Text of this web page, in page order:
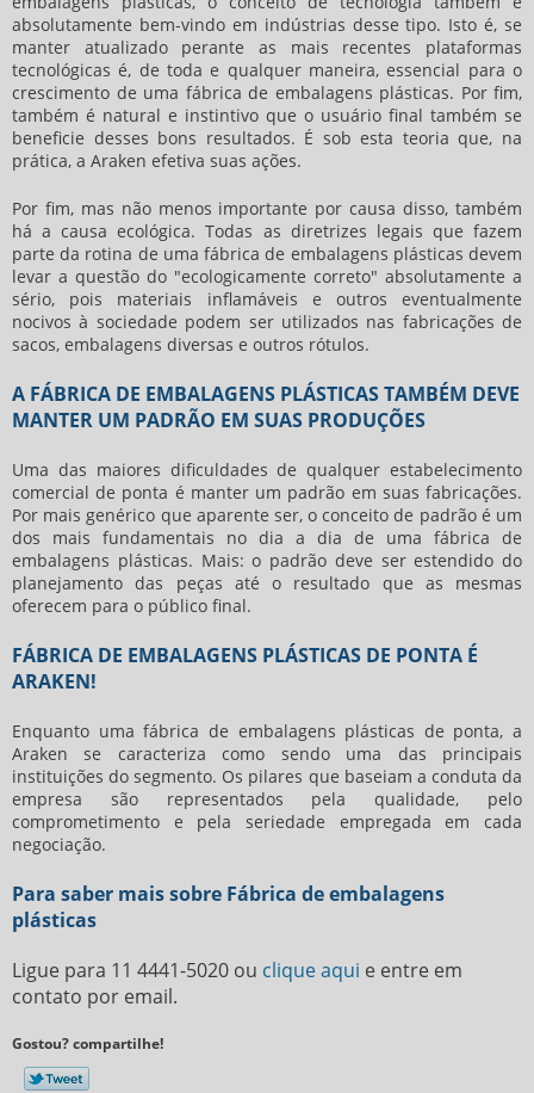
absolutamente bem-vindo em indústrias desse tipo. Isto é, se
manter atualizado perante as mais recentes plataformas
tecnológicas é, de toda e qualquer maneira, essencial para o
crescimento de uma fábrica de embalagens plásticas. Por fim,
também é natural e instintivo que o usuário final também se
beneficie desses bons resultados. É sob esta teoria que, na
prática, a Araken efetiva suas ações.
Por fim, mas não menos importante por causa disso, também
há a causa ecológica. Todas as diretrizes legais que fazem
parte da rotina de umafábrica de embalagens plásticas devem
levar a questão do "ecologicamente correto" absolutamente a
sério, pois materiais inflamáveis e outros eventualmente
nocivos à sociedade podem ser utilizados nas fabricações de
sacos, embalagens diversas e outros rótulos.
A FÁBRICA DE EMBALAGENS PLÁSTICAS TAMBÉM DEVE
MANTER UM PADRÃO EM SUAS PRODUÇÕES
Uma das maiores dificuldades de qualquer estabelecimento
comercial de ponta é manter um padrão em suas fabricações.
Por mais genérico que aparente ser, o conceito de padrão é um
dos mais fundamentais no dia a dia de uma fábrica de
embalagens plásticas. Mais: o padrão deve ser estendido do
planejamento das peças até o resultado que as mesmas
oferecem para o público final.
FÁBRICA DE EMBALAGENS PLÁSTICAS DE PONTA É
ARAKEN!
Enquanto umafábrica de embalagens plásticas de ponta, a
Araken se caracteriza como sendo uma das principais
instituições do segmento. Os pilares que baseiam a conduta da
empresa são representados pela qualidade, pelo
comprometimento e pela seriedade empregada em cada
negociação.
Para saber mais sobre Fábrica de embalagens
plásticas
Ligue para 11 4441-5020 ou clique aqui e entre em
contato por email.
Gostou? compartilhe!